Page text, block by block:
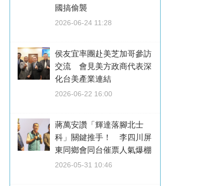
國搞偷襲
2026-06-24 11:28
侯友宜率團赴美芝加哥參訪
交流 會見美方政商代表深
化台美產業連結
2026-06-22 16:00
蔣萬安讚「輝達落腳北士
科」關鍵推手！ 李四川屏
東同鄉會同台催票人氣爆棚
2026-05-31 10:46